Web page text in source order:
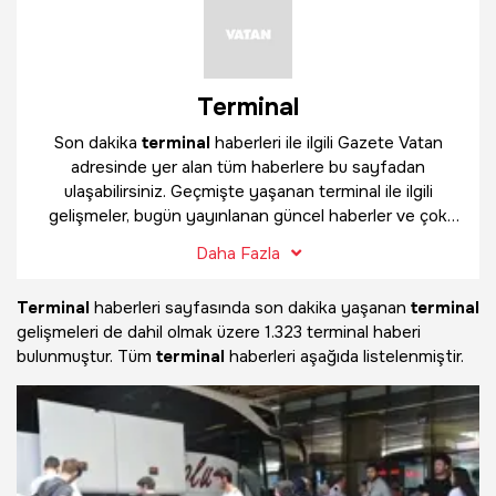
Terminal
Son dakika terminal haberleri ile ilgili Gazete Vatan
adresinde yer alan tüm haberlere bu sayfadan
ulaşabilirsiniz. Geçmişte yaşanan terminal ile ilgili
gelişmeler, bugün yayınlanan güncel haberler ve çok
Daha Fazla
Terminal haberleri sayfasında son dakika yaşanan terminal
gelişmeleri de dahil olmak üzere 1.323 terminal haberi
bulunmuştur. Tüm terminal haberleri aşağıda listelenmiştir.